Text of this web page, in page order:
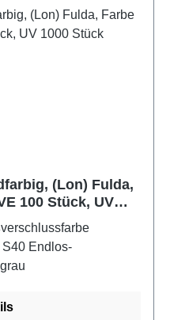
(Lon) Fulda,
100 Stück, UV
Endlos-